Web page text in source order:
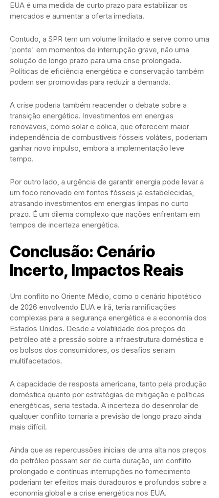
EUA é uma medida de curto prazo para estabilizar os
mercados e aumentar a oferta imediata.
Contudo, a SPR tem um volume limitado e serve como uma
'ponte' em momentos de interrupção grave, não uma
solução de longo prazo para uma crise prolongada.
Políticas de eficiência energética e conservação também
podem ser promovidas para reduzir a demanda.
A crise poderia também reacender o debate sobre a
transição energética. Investimentos em energias
renováveis, como solar e eólica, que oferecem maior
independência de combustíveis fósseis voláteis, poderiam
ganhar novo impulso, embora a implementação leve
tempo.
Por outro lado, a urgência de garantir energia pode levar a
um foco renovado em fontes fósseis já estabelecidas,
atrasando investimentos em energias limpas no curto
prazo. É um dilema complexo que nações enfrentam em
tempos de incerteza energética.
Conclusão: Cenário
Incerto, Impactos Reais
Um conflito no Oriente Médio, como o cenário hipotético
de 2026 envolvendo EUA e Irã, teria ramificações
complexas para a segurança energética e a economia dos
Estados Unidos. Desde a volatilidade dos preços do
petróleo até a pressão sobre a infraestrutura doméstica e
os bolsos dos consumidores, os desafios seriam
multifacetados.
A capacidade de resposta americana, tanto pela produção
doméstica quanto por estratégias de mitigação e políticas
energéticas, seria testada. A incerteza do desenrolar de
qualquer conflito tornaria a previsão de longo prazo ainda
mais difícil.
Ainda que as repercussões iniciais de uma alta nos preços
do petróleo possam ser de curta duração, um conflito
prolongado e contínuas interrupções no fornecimento
poderiam ter efeitos mais duradouros e profundos sobre a
economia global e a crise energética nos EUA.